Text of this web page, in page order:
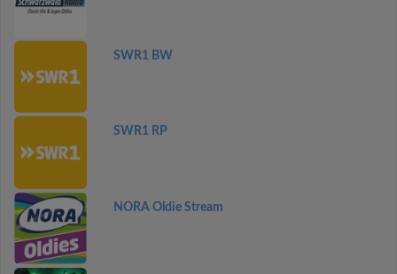
SWR1 BW
SWR1 RP
NORA Oldie Stream